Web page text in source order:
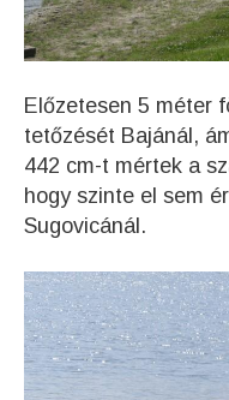
Előzetesen 5 méter
tetőzését Bajánál,
442 cm-t mértek a
hogy szinte el sem
Sugovicánál.